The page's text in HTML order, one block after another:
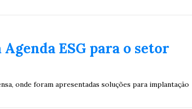
ESG para o setor
onde foram apresentadas soluções para implantação